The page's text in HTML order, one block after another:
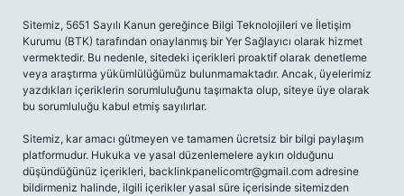
Sitemiz, 5651 Sayılı Kanun gereğince Bilgi Teknolojileri ve İletişim
Kurumu (BTK) tarafından onaylanmış bir Yer Sağlayıcı olarak hizmet
vermektedir. Bu nedenle, sitedeki içerikleri proaktif olarak denetleme
veya araştırma yükümlülüğümüz bulunmamaktadır. Ancak, üyelerimiz
yazdıkları içeriklerin sorumluluğunu taşımakta olup, siteye üye olarak
bu sorumluluğu kabul etmiş sayılırlar.
Sitemiz, kar amacı gütmeyen ve tamamen ücretsiz bir bilgi paylaşım
platformudur. Hukuka ve yasal düzenlemelere aykırı olduğunu
düşündüğünüz içerikleri, backlinkpanelicomtr@gmail.com adresine
bildirmeniz halinde, ilgili içerikler yasal süre içerisinde sitemizden